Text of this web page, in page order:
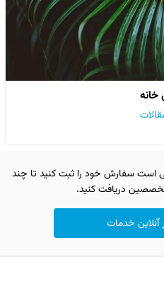
خانه
است سفارش خود را ثبت کنید تا چند
دریافت کنید.
آنلاین خدمات